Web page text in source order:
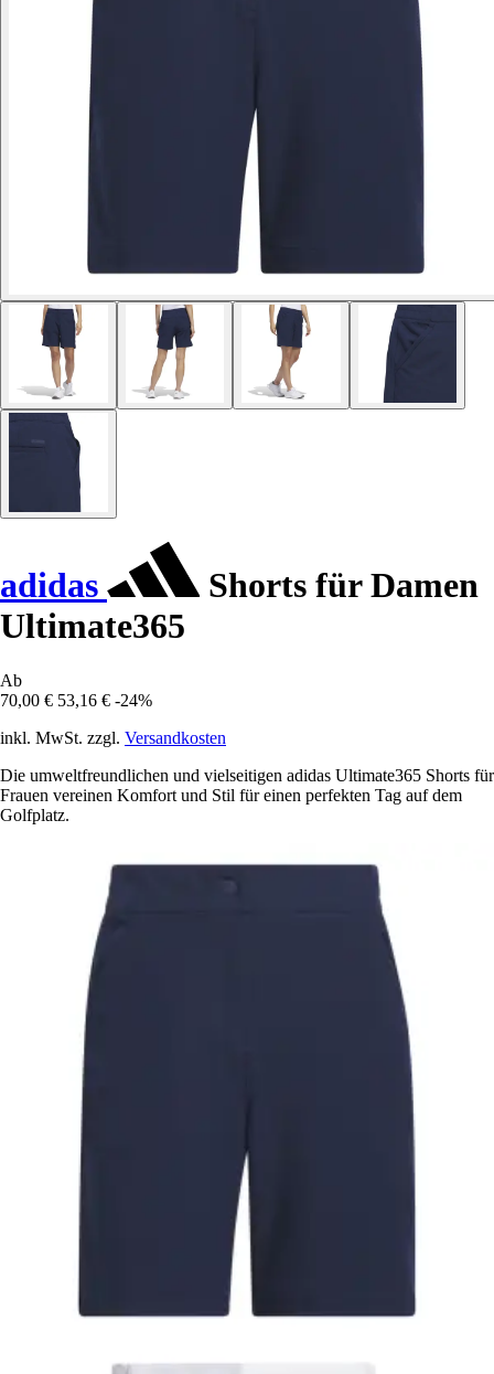
adidas
Shorts für Damen
Ultimate365
Ab
70,00 € 53,16 € -24%
inkl. MwSt. zzgl. Versandkosten
Die umweltfreundlichen und vielseitigen adidas Ultimate365 Shorts für
Frauen vereinen Komfort und Stil für einen perfekten Tag auf dem
Golfplatz.